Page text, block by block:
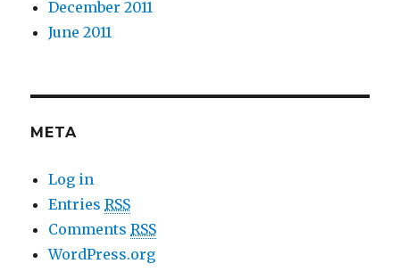
December 2011
June 2011
META
Log in
EntriesRSS
CommentsRSS
WordPress.org